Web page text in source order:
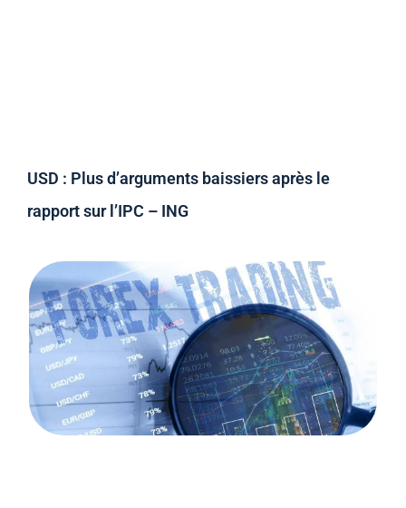
USD : Plus d’arguments baissiers après le
rapport sur l’IPC – ING